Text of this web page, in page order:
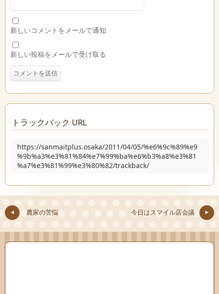
新しいコメントをメールで通知
新しい投稿をメールで受け取る
トラックバック URL
https://sanmaitplus.osaka/2011/04/05/%e6%9c%89%e9
%9b%a3%e3%81%84%e7%99%ba%e6%b3%a8%e3%81
%a7%e3%81%99%e3%80%82/trackback/
農家の苦悩 今日はスマイル店会議